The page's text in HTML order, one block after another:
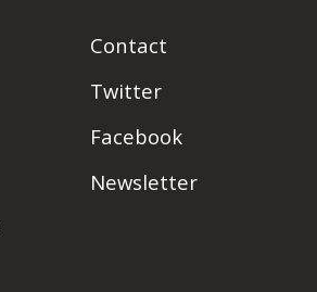
Contact
Twitter
Facebook
Newsletter